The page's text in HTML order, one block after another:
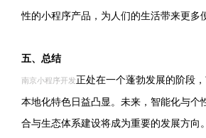
性的小程序产品，为人们的生活带来更多
五、总结
南京小程序开发正处在一个蓬勃发展的阶段
本地化特色日益凸显。未来，智能化与个
合与生态体系建设将成为重要的发展方向